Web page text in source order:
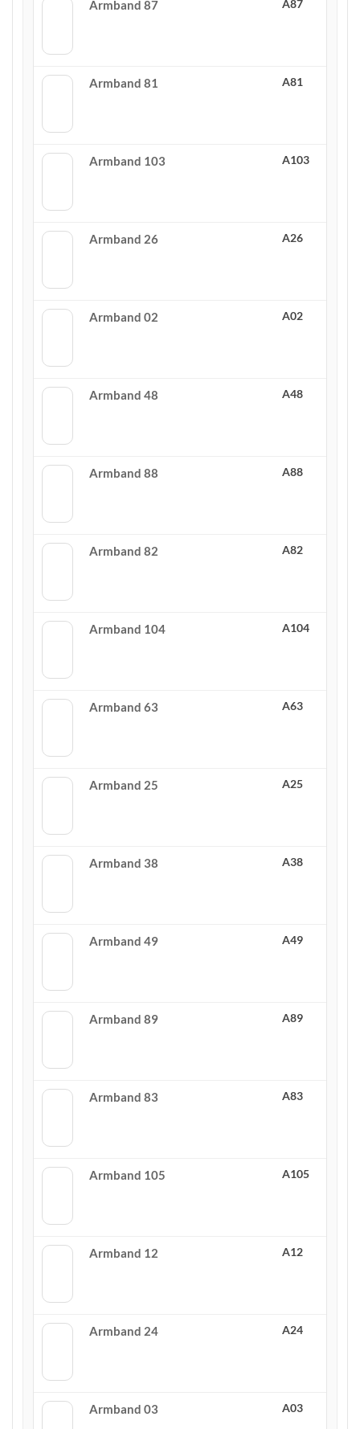
Armband 87 A87
Armband 81 A81
Armband 103 A103
Armband 26 A26
Armband 02 A02
Armband 48 A48
Armband 88 A88
Armband 82 A82
Armband 104 A104
Armband 63 A63
Armband 25 A25
Armband 38 A38
Armband 49 A49
Armband 89 A89
Armband 83 A83
Armband 105 A105
Armband 12 A12
Armband 24 A24
Armband 03 A03